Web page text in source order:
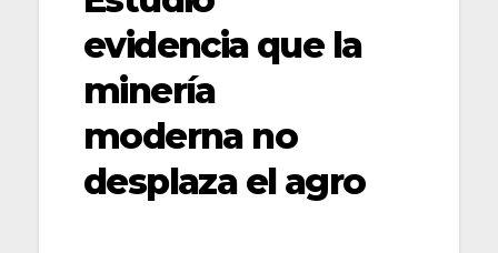
evidencia que la
minería
moderna no
desplaza el agro